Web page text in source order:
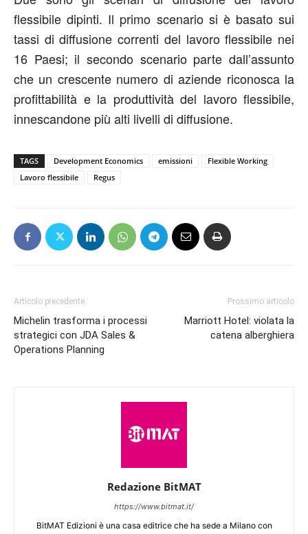
flessibile dipinti. Il primo scenario si è basato sui
tassi di diffusione correnti del lavoro flessibile nei
16 Paesi; il secondo scenario parte dall’assunto
che un crescente numero di aziende riconosca la
profittabilità e la produttività del lavoro flessibile,
innescandone più alti livelli di diffusione.
TAGS Development Economics emissioni
Flexible Working
Lavoro flessibile
Regus
Articolo precedente
Michelin trasforma i processi
strategici con JDA Sales &
Operations Planning
Prossimo articolo
Marriott Hotel: violata la
catena alberghiera
Redazione BitMAT
https://www.bitmat.it/
BitMAT Edizioni è una casa editrice che ha sede a Milano con